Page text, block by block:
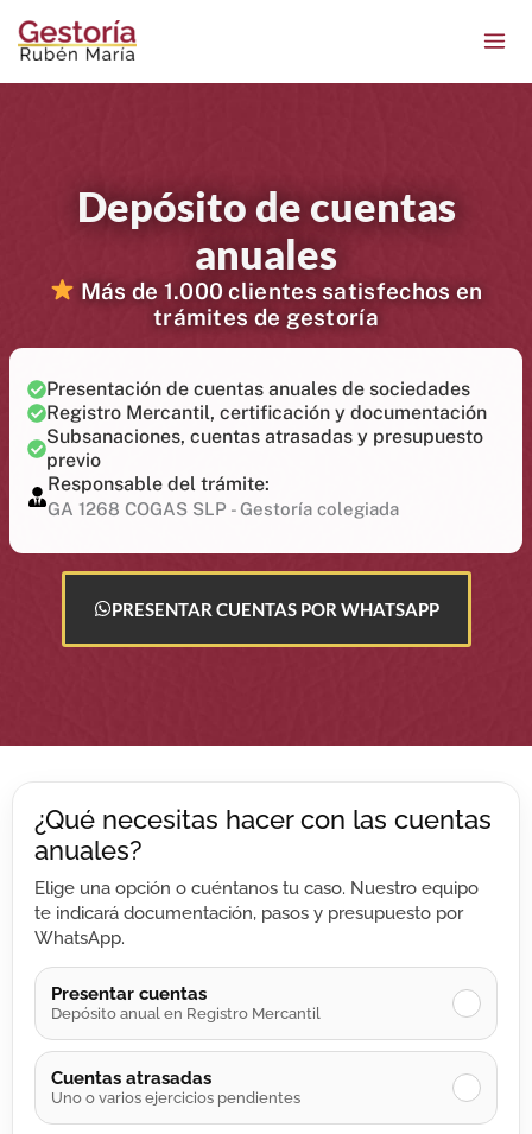
contenido
Depósito de cuentas
anuales
Más de 1.000 clientes satisfechos en
trámites de gestoría
Presentación de cuentas anuales de sociedades
Registro Mercantil, certificación y documentación
Subsanaciones, cuentas atrasadas y presupuesto
previo
Responsable del trámite:
GA 1268 COGAS SLP - Gestoría colegiada
PRESENTAR CUENTAS POR WHATSAPP
¿Qué necesitas hacer con las cuentas
anuales?
Elige una opción o cuéntanos tu caso. Nuestro equipo
te indicará documentación, pasos y presupuesto por
WhatsApp.
Presentar cuentas
Depósito anual en Registro Mercantil
Cuentas atrasadas
Uno o varios ejercicios pendientes